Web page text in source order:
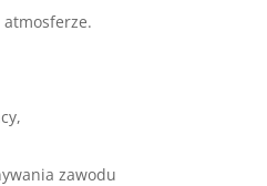
zawodu